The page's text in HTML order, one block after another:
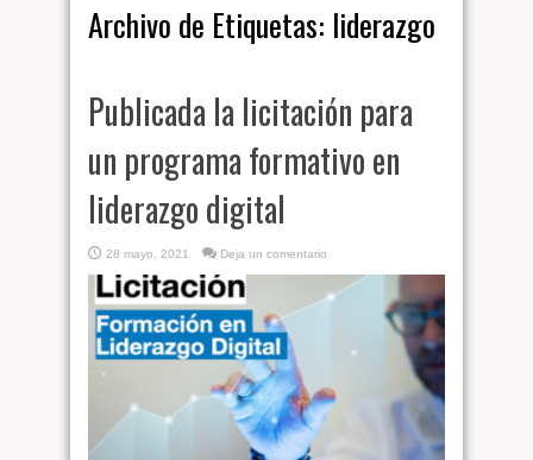
Archivo de Etiquetas: liderazgo
Publicada la licitación para
un programa formativo en
liderazgo digital
28 mayo, 2021 Deja un comentario